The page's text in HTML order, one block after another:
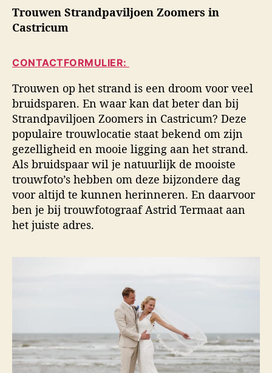
d
s
o
t
o
g
r
a
f
i
e
h
t
t
u
r
h
m
Trouwen Strandpaviljoen Zoomers in
Castricum
CONTACTFORMULIER:
Trouwen op het strand is een droom voor veel
bruidsparen. En waar kan dat beter dan bij
Strandpaviljoen Zoomers in Castricum? Deze
populaire trouwlocatie staat bekend om zijn
gezelligheid en mooie ligging aan het strand.
Als bruidspaar wil je natuurlijk de mooiste
trouwfoto’s hebben om deze bijzondere dag
voor altijd te kunnen herinneren. En daarvoor
ben je bij trouwfotograaf Astrid Termaat aan
het juiste adres.